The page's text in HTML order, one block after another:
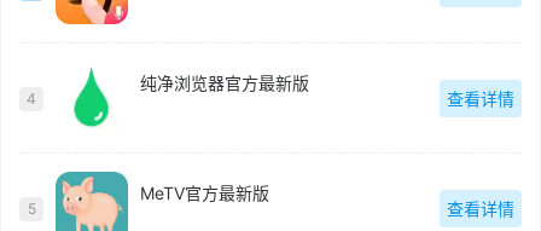
4
纯净浏览器官方最新版
查看详情
5
MeTV官方最新版
查看详情